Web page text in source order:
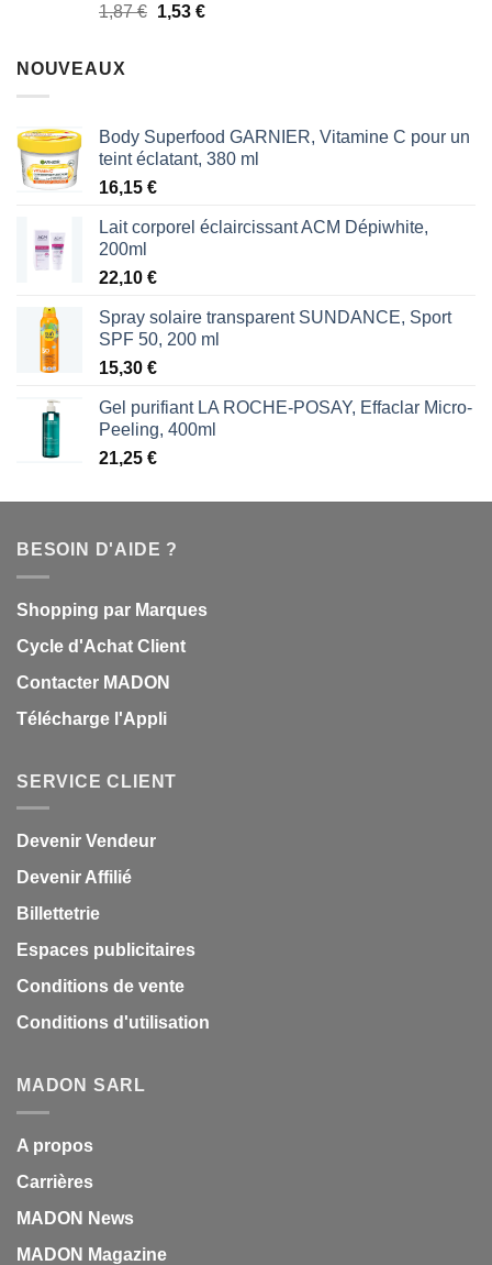
Note5.00
1,87€ Le
1,53 €Le
NOUVEAUX
Body Superfood GARNIER, Vitamine C pour un
teint éclatant, 380 ml
16,15 €
Lait corporel éclaircissant ACM Dépiwhite,
200ml
22,10 €
Spray solaire transparent SUNDANCE, Sport
SPF 50, 200 ml
15,30 €
Gel purifiant LA ROCHE-POSAY, Effaclar Micro-
Peeling, 400ml
21,25 €
BESOIN D'AIDE ?
Shopping par Marques
Cycle d'Achat Client
Contacter MADON
Télécharge l'Appli
SERVICE CLIENT
Devenir Vendeur
Devenir Affilié
Billettetrie
Espaces publicitaires
Conditions de vente
Conditions d'utilisation
MADON SARL
A propos
Carrières
MADON News
MADON Magazine